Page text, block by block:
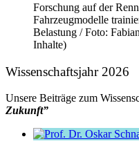
Forschung auf der
Fahrzeugmodelle
Belastung / Foto:
Inhalte)
Wissenschaftsjahr 2026
Unsere Beiträge zum
Zukunft”